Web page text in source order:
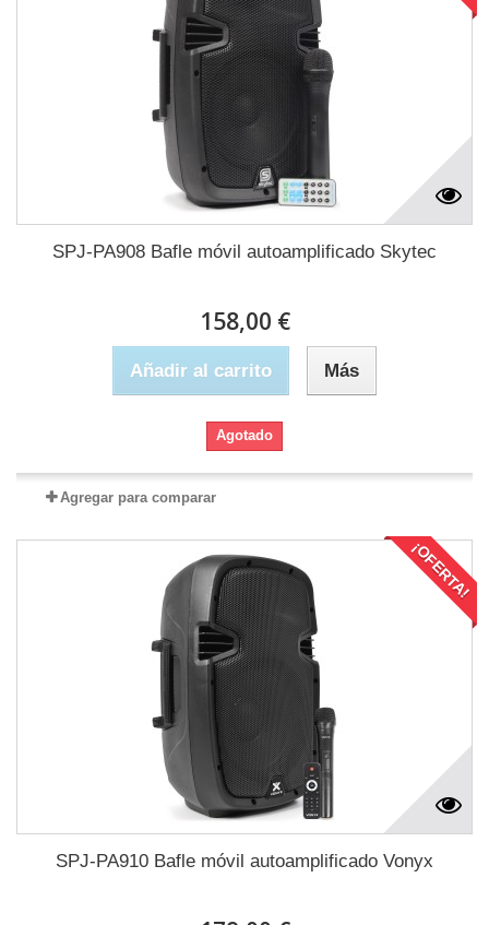
SPJ-PA908 Bafle móvil autoamplificado Skytec
158,00 €
Añadir al carrito Más
Agotado
Agregar para comparar
¡OFERTA!
SPJ-PA910 Bafle móvil autoamplificado Vonyx